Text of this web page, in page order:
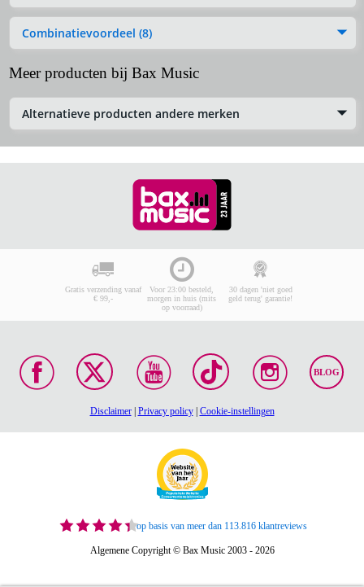
Combinatievoordeel (8)
Meer producten bij Bax Music
Alternatieve producten andere merken
Gratis verzending vanaf
€ 99,-
Voor 23:00 besteld,
morgen in huis (mits
op voorraad)
30 dagen 'niet goed
geld terug' garantie!
BLOG
Disclaimer| Privacy policy| Cookie-instellingen
op basis van meer dan 113.816 klantreviews
Algemene Copyright © Bax Music 2003 - 2026